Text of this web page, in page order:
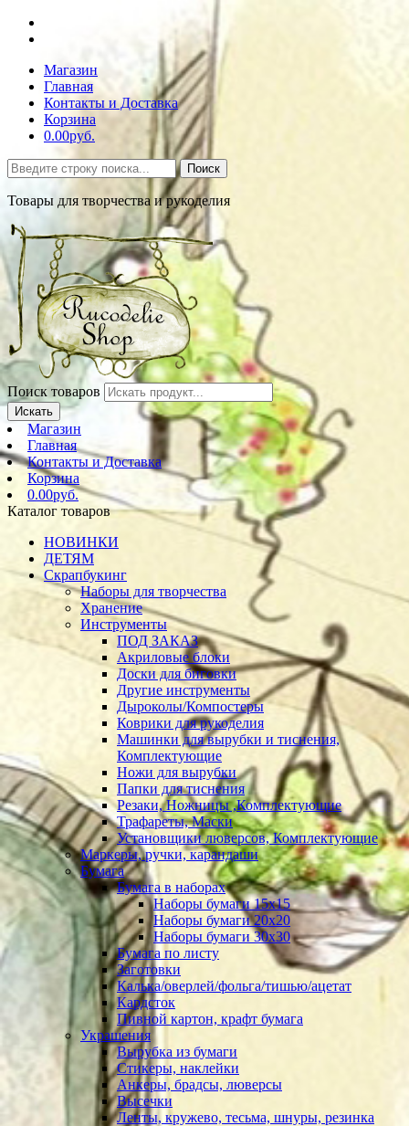
Магазин
Главная
Контакты и Доставка
Корзина
0.00руб.
Поиск
Товары для творчества и рукоделия
Поиск товаров
Искать
Магазин
Главная
Контакты и Доставка
Корзина
0.00руб.
Каталог товаров
НОВИНКИ
ДЕТЯМ
Скрапбукинг
Наборы для творчества
Хранение
Инструменты
ПОД ЗАКАЗ
Акриловые блоки
Доски для биговки
Другие инструменты
Дыроколы/Компостеры
Коврики для рукоделия
Машинки для вырубки и тиснения,
Комплектующие
Ножи для вырубки
Папки для тиснения
Резаки, Ножницы ,Комплектующие
Трафареты, Маски
Установщики люверсов, Комплектующие
Маркеры, ручки, карандаши
Бумага
Бумага в наборах
Наборы бумаги 15х15
Наборы бумаги 20х20
Наборы бумаги 30х30
Бумага по листу
Заготовки
Калька/оверлей/фольга/тишью/ацетат
Кардсток
Пивной картон, крафт бумага
Украшения
Вырубка из бумаги
Стикеры, наклейки
Анкеры, брадсы, люверсы
Высечки
Ленты, кружево, тесьма, шнуры, резинка